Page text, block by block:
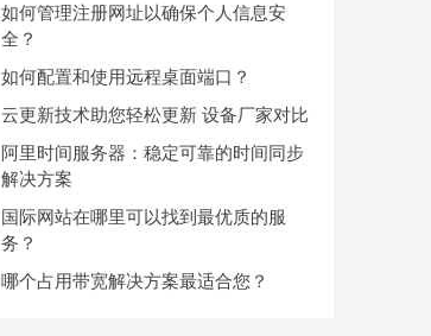
如何管理注册网址以确保个人信息安
全？
如何配置和使用远程桌面端口？
云更新技术助您轻松更新 设备厂家对比
阿里时间服务器：稳定可靠的时间同步
解决方案
国际网站在哪里可以找到最优质的服
务？
哪个占用带宽解决方案最适合您？